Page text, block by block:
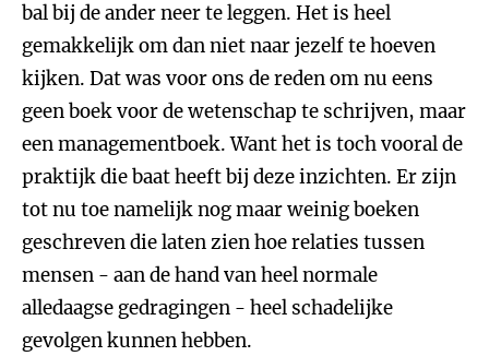
bal bij de ander neer te leggen. Het is heel
gemakkelijk om dan niet naar jezelf te hoeven
kijken. Dat was voor ons de reden om nu eens
geen boek voor de wetenschap te schrijven, maar
een managementboek. Want het is toch vooral de
praktijk die baat heeft bij deze inzichten. Er zijn
tot nu toe namelijk nog maar weinig boeken
geschreven die laten zien hoe relaties tussen
mensen - aan de hand van heel normale
alledaagse gedragingen - heel schadelijke
gevolgen kunnen hebben.